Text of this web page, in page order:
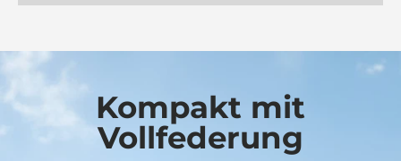
Kompakt mit
Vollfederung